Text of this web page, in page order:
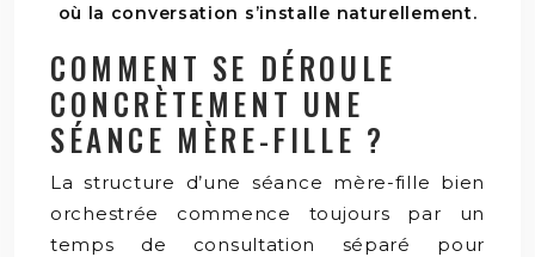
où la conversation s’installe naturellement.
COMMENT SE DÉROULE
CONCRÈTEMENT UNE
SÉANCE MÈRE-FILLE ?
La structure d’une séance mère-fille bien
orchestrée commence toujours par un
temps de consultation séparé pour